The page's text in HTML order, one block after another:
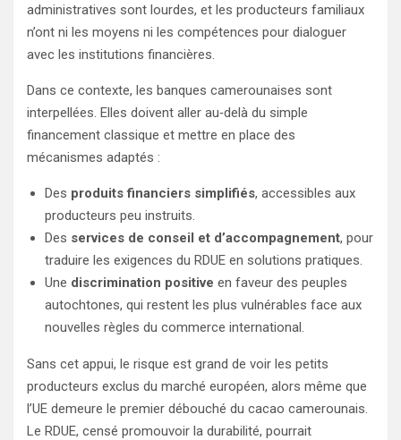
administratives sont lourdes, et les producteurs familiaux
n’ont ni les moyens ni les compétences pour dialoguer
avec les institutions financières.
Dans ce contexte, les banques camerounaises sont
interpellées. Elles doivent aller au‑delà du simple
financement classique et mettre en place des
mécanismes adaptés :
Des produits financiers simplifiés, accessibles aux
producteurs peu instruits.
Des services de conseil et d’accompagnement, pour
traduire les exigences du RDUE en solutions pratiques.
Une discrimination positive en faveur des peuples
autochtones, qui restent les plus vulnérables face aux
nouvelles règles du commerce international.
Sans cet appui, le risque est grand de voir les petits
producteurs exclus du marché européen, alors même que
l’UE demeure le premier débouché du cacao camerounais.
Le RDUE, censé promouvoir la durabilité, pourrait